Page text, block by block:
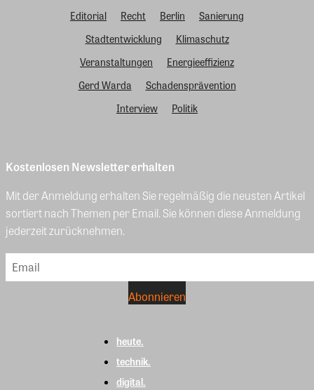
Editorial
Recht Berlin
Sanierung
Stadtentwicklung
Klimaschutz
Veranstaltungen
Energieeffizienz
Gerd Warda
Schadensprävention
Interview
Politik
Kostenlosen Newsletter erhalten
Mit der Anmeldung erhalten Sie regelmäßig die neusten Artikel
sortiert nach Themen per Email. Sie können diese Anmeldung
jederzeit zurücknehmen.
heute.
technik.
digital.